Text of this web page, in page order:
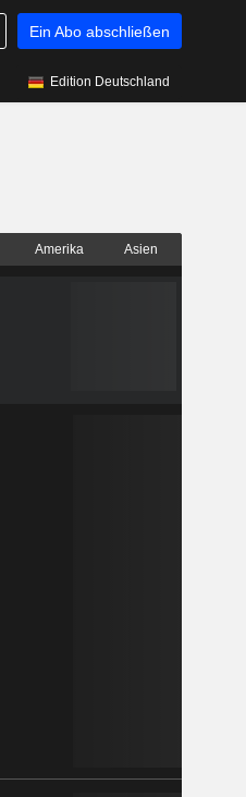
Ein Abo abschließen
Edition Deutschland
Amerika Asien